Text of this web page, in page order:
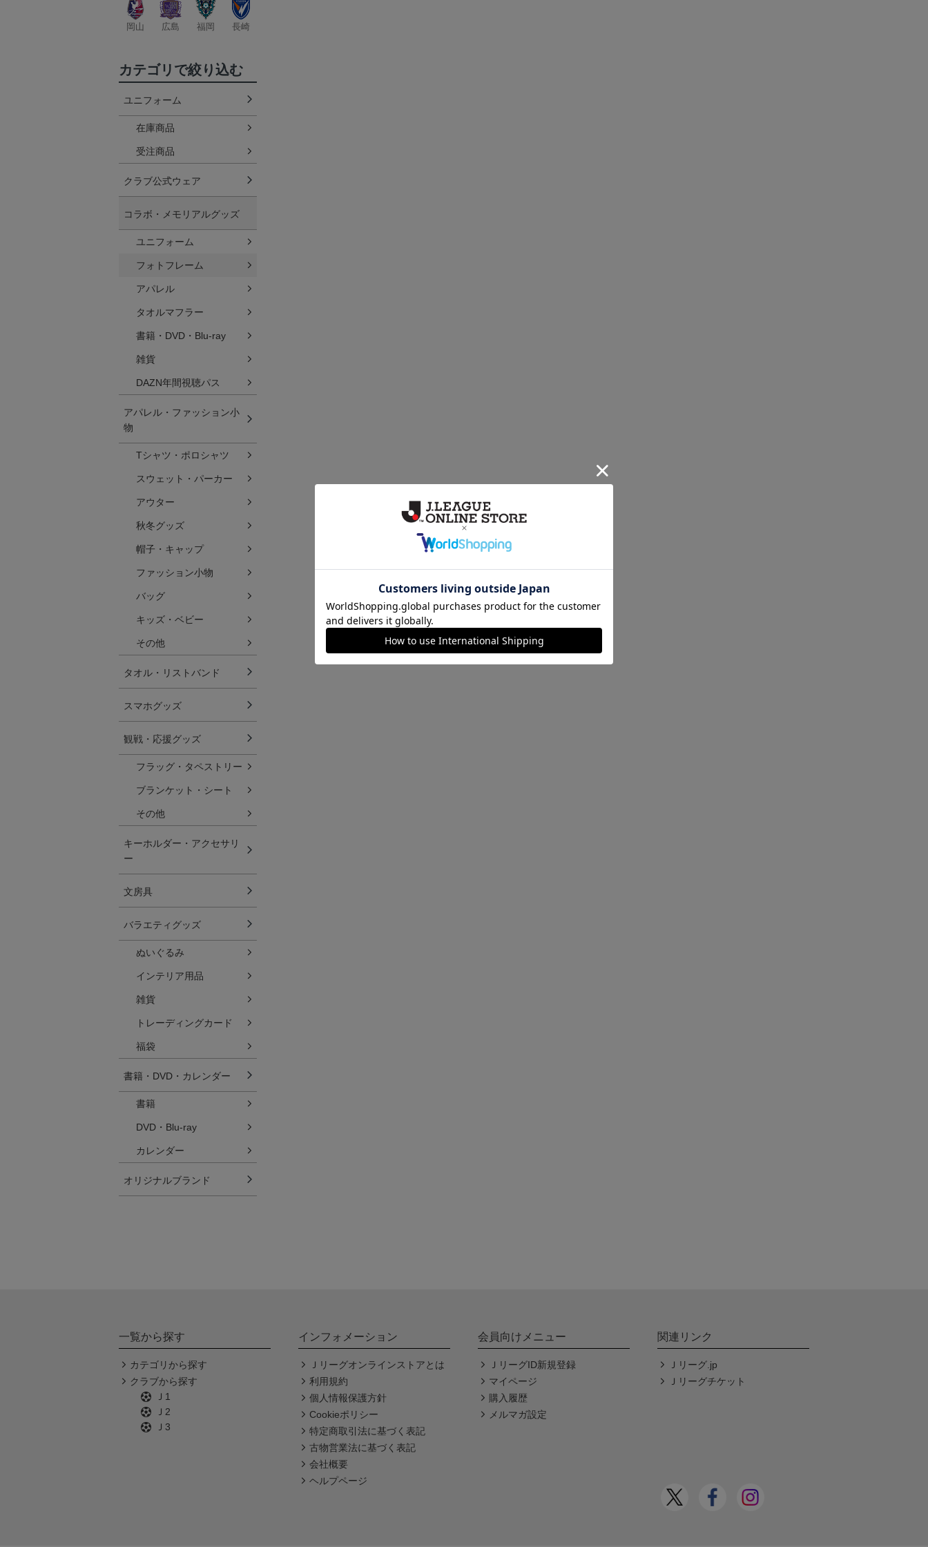
岡山 広島 福岡 長崎
カテゴリで絞り込む
ユニフォーム
在庫商品
受注商品
クラブ公式ウェア
コラボ・メモリアルグッズ
ユニフォーム
フォトフレーム
アパレル
タオルマフラー
書籍・DVD・Blu-ray
雑貨
DAZN年間視聴パス
アパレル・ファッション小
物
Tシャツ・ポロシャツ
スウェット・パーカー
アウター
秋冬グッズ
帽子・キャップ
ファッション小物
バッグ
キッズ・ベビー
その他
タオル・リストバンド
スマホグッズ
観戦・応援グッズ
フラッグ・タペストリー
ブランケット・シート
その他
キーホルダー・アクセサリ
ー
文房具
バラエティグッズ
ぬいぐるみ
インテリア用品
雑貨
トレーディングカード
福袋
書籍・DVD・カレンダー
書籍
DVD・Blu-ray
カレンダー
オリジナルブランド
一覧から探す
カテゴリから探す
クラブから探す
Ｊ1
Ｊ2
Ｊ3
インフォメーション
Ｊリーグオンラインストアとは
利用規約
個人情報保護方針
Cookieポリシー
特定商取引法に基づく表記
古物営業法に基づく表記
会社概要
ヘルプページ
会員向けメニュー
ＪリーグID新規登録
マイページ
購入履歴
メルマガ設定
関連リンク
Ｊリーグ.jp
Ｊリーグチケット